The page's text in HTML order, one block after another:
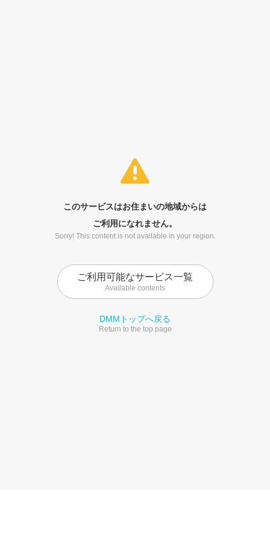
このサービスはお住まいの地域からは
ご利用になれません。
Sorry! This content is not available in your region.
ご利用可能なサービス一覧
Available contents
DMMトップへ戻る
Return to the top page